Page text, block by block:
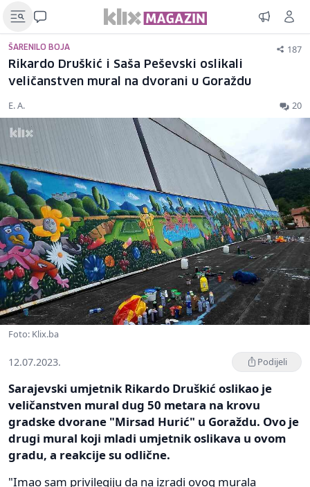
ŠARENILO BOJA 187
Rikardo Druškić i Saša Peševski oslikali
veličanstven mural na dvorani u Goraždu
E. A. 20
Foto: Klix.ba
12.07.2023. Podijeli
Sarajevski umjetnik Rikardo Druškić oslikao je
veličanstven mural dug 50 metara na krovu
gradske dvorane "Mirsad Hurić" u Goraždu. Ovo je
drugi mural koji mladi umjetnik oslikava u ovom
gradu, a reakcije su odlične.
"Imao sam privilegiju da na izradi ovog murala